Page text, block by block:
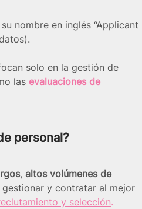
nombre en inglés “Applicant
solo en la gestión de
las evaluaciones de
personal?
, altos volúmenes de
gestionar y contratar al mejor
y selección.